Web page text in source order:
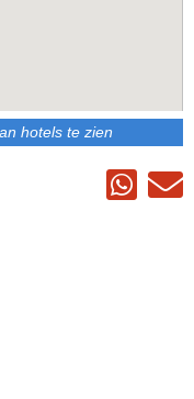
hotels te zien